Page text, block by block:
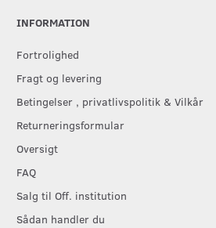
INFORMATION
Fortrolighed
Fragt og levering
Betingelser , privatlivspolitik & Vilkår
Returneringsformular
Oversigt
FAQ
Salg til Off. institution
Sådan handler du